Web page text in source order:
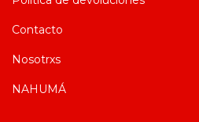
Contacto
Nosotrxs
NAHUMÁ